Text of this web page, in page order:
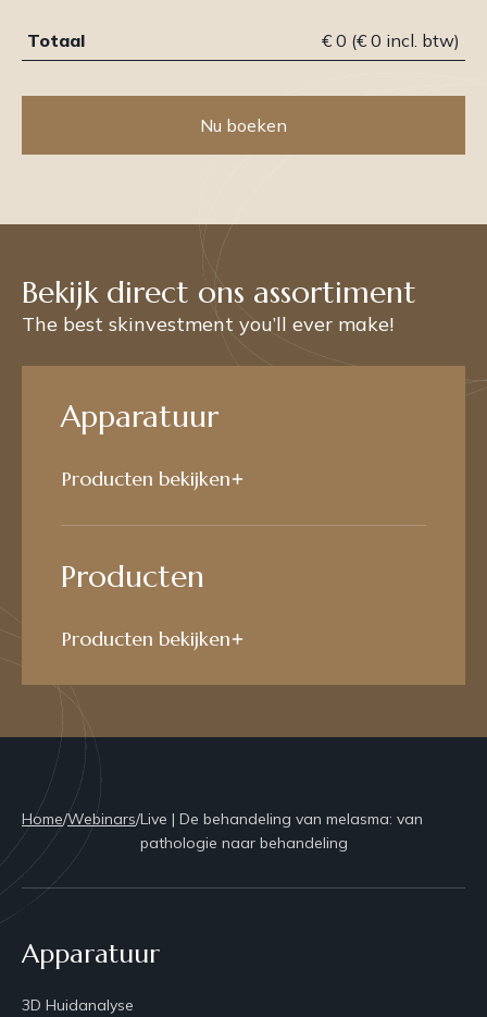
Totaal € 0 (€ 0 incl. btw)
Nu boeken
Bekijk direct ons assortiment
The best skinvestment you’ll ever make!
Apparatuur
Producten bekijken
Producten
Producten bekijken
Home/Webinars/Live | De behandeling van melasma: van
pathologie naar behandeling
Apparatuur
3D Huidanalyse